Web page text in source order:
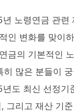
노령연금 관련
인 변화를 맞이
금의 기본적인
히 많은 분들이
도 최신 선정기
그리고 재산 기